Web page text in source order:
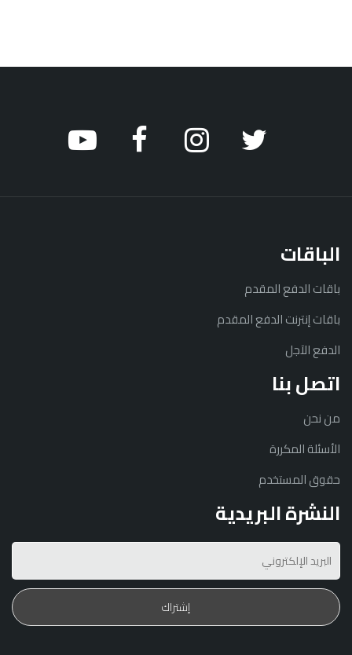
الباقات
باقات الدفع المقدم
باقات إنترنت الدفع المقدم
الدفع الآجل
اتصل بنا
من نحن
الأسئلة المكررة
حقوق المستخدم
النشرة البريدية